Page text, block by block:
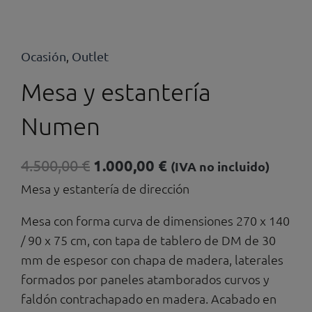
Ocasión Outlet
Mesa y estantería
Numen
4.500,00€ El
precio
era:
4.500,00 €.
1.000,00 € El
precio
es:
1.000,00 €.
(IVA no incluido)
Mesa y estantería de dirección
Mesa con forma curva de dimensiones 270 x 140
/ 90 x 75 cm, con tapa de tablero de DM de 30
mm de espesor con chapa de madera, laterales
formados por paneles atamborados curvos y
faldón contrachapado en madera. Acabado en